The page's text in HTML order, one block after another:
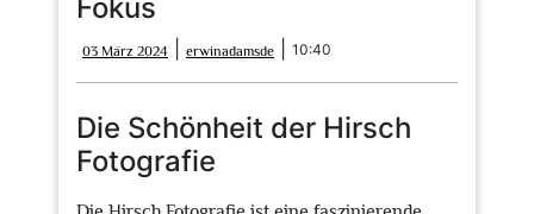
Fokus
03 März 2024
März
2024
erwinadamsde erwinadamsde
10:40
Die Schönheit der Hirsch
Fotografie